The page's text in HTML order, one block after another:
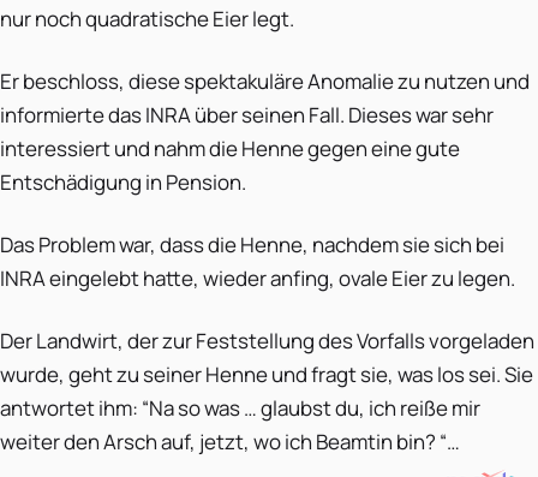
nur noch quadratische Eier legt.
Er beschloss, diese spektakuläre Anomalie zu nutzen und
informierte das INRA über seinen Fall. Dieses war sehr
interessiert und nahm die Henne gegen eine gute
Entschädigung in Pension.
Das Problem war, dass die Henne, nachdem sie sich bei
INRA eingelebt hatte, wieder anfing, ovale Eier zu legen.
Der Landwirt, der zur Feststellung des Vorfalls vorgeladen
wurde, geht zu seiner Henne und fragt sie, was los sei. Sie
antwortet ihm: “Na so was … glaubst du, ich reiße mir
weiter den Arsch auf, jetzt, wo ich Beamtin bin? “…